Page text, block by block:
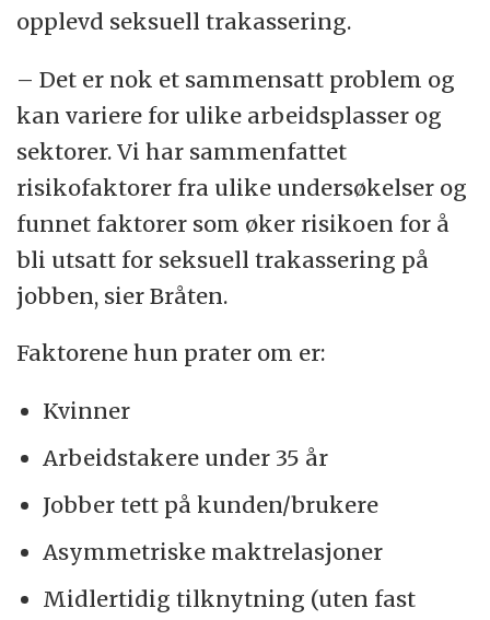
opplevd seksuell trakassering.
– Det er nok et sammensatt problem og
kan variere for ulike arbeidsplasser og
sektorer. Vi har sammenfattet
risikofaktorer fra ulike undersøkelser og
funnet faktorer som øker risikoen for å
bli utsatt for seksuell trakassering på
jobben, sier Bråten.
Faktorene hun prater om er:
Kvinner
Arbeidstakere under 35 år
Jobber tett på kunden/brukere
Asymmetriske maktrelasjoner
Midlertidig tilknytning (uten fast